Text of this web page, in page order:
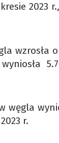
2023
wzrosła
węgla
r.